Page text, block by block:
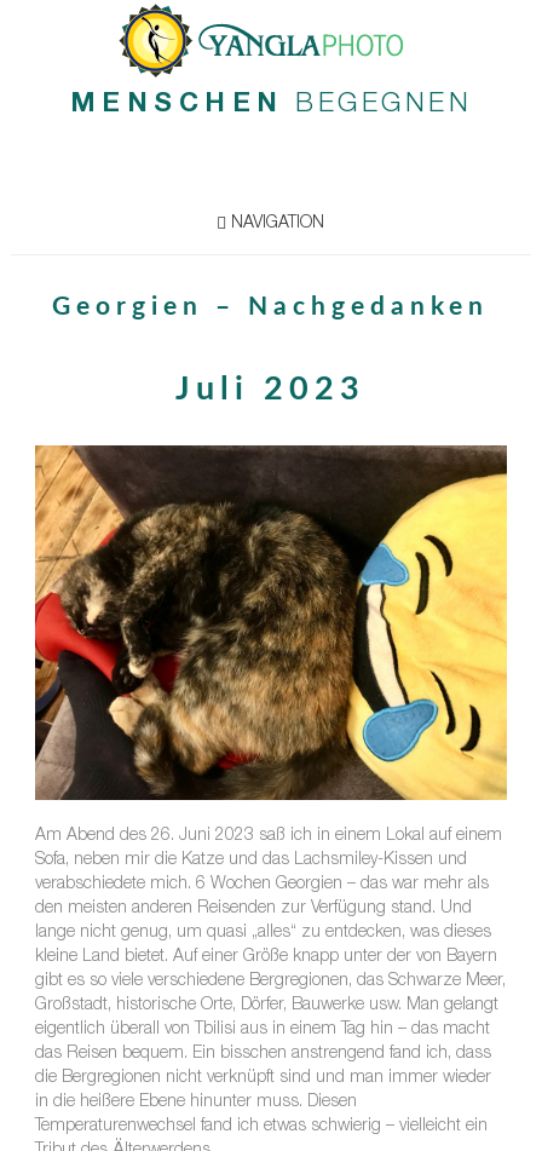
MENSCHEN BEGEGNEN
NAVIGATION
Georgien – Nachgedanken
Juli 2023
Am Abend des 26. Juni 2023 saß ich in einem Lokal auf einem
Sofa, neben mir die Katze und das Lachsmiley-Kissen und
verabschiedete mich. 6 Wochen Georgien – das war mehr als
den meisten anderen Reisenden zur Verfügung stand. Und
lange nicht genug, um quasi „alles“ zu entdecken, was dieses
kleine Land bietet. Auf einer Größe knapp unter der von Bayern
gibt es so viele verschiedene Bergregionen, das Schwarze Meer,
Großstadt, historische Orte, Dörfer, Bauwerke usw. Man gelangt
eigentlich überall von Tbilisi aus in einem Tag hin – das macht
das Reisen bequem. Ein bisschen anstrengend fand ich, dass
die Bergregionen nicht verknüpft sind und man immer wieder
in die heißere Ebene hinunter muss. Diesen
Temperaturenwechsel fand ich etwas schwierig – vielleicht ein